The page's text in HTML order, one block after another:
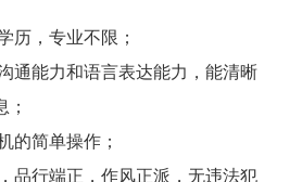
，专业不限；
能力和语言表达能力，能清晰
简单操作；
行端正，作风正派，无违法犯